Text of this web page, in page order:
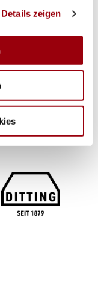
Medien anbieten
weiter. Unsere
mit
bereitgestellt
der Dienste
Details zeigen